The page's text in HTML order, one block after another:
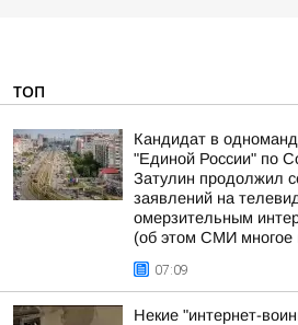
ТОП
Кандидат в
"Единой России" по
Затулин продолжил
заявлений на
омерзительным
(об этом СМИ многое
07:09
Некие "интернет-